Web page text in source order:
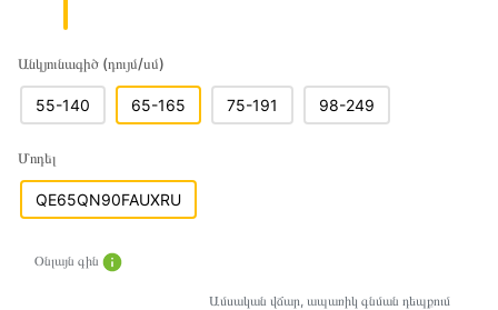
Անկյունագիծ (դույմ/սմ)
55-140 65-165 75-191 98-249
Մոդել
QE65QN90FAUXRU
Օնլայն գին
Ամսական վճար, ապառիկ գնման դեպքում